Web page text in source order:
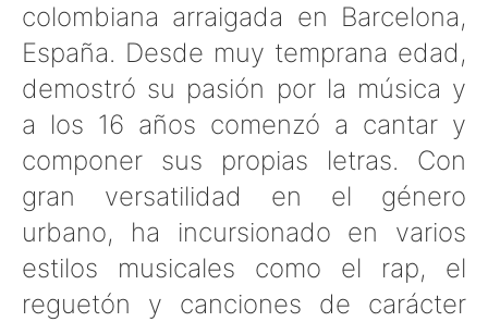
colombiana arraigada en Barcelona,
España. Desde muy temprana edad,
demostró su pasión por la música y
a los 16 años comenzó a cantar y
componer sus propias letras. Con
gran versatilidad en el género
urbano, ha incursionado en varios
estilos musicales como el rap, el
reguetón y canciones de carácter